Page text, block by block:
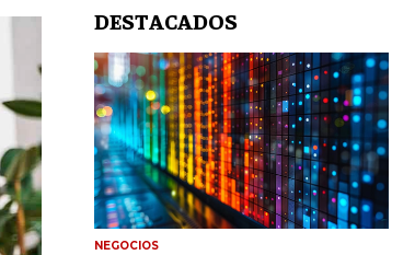
DESTACADOS
NEGOCIOS